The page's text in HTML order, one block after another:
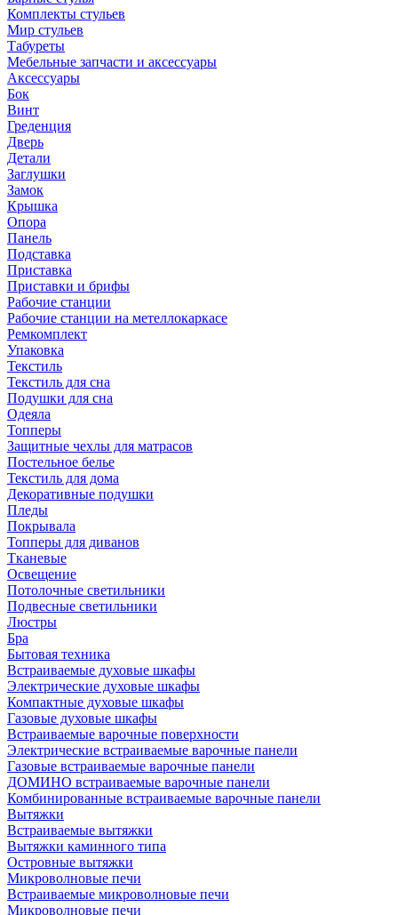
Комплекты стульев
Мир стульев
Табуреты
Мебельные запчасти и аксессуары
Аксессуары
Бок
Винт
Греденция
Дверь
Детали
Заглушки
Замок
Крышка
Опора
Панель
Подставка
Приставка
Приставки и брифы
Рабочие станции
Рабочие станции на метеллокаркасе
Ремкомплект
Упаковка
Текстиль
Текстиль для сна
Подушки для сна
Одеяла
Топперы
Защитные чехлы для матрасов
Постельное белье
Текстиль для дома
Декоративные подушки
Пледы
Покрывала
Топперы для диванов
Тканевые
Освещение
Потолочные светильники
Подвесные светильники
Люстры
Бра
Бытовая техника
Встраиваемые духовые шкафы
Электрические духовые шкафы
Компактные духовые шкафы
Газовые духовые шкафы
Встраиваемые варочные поверхности
Электрические встраиваемые варочные панели
Газовые встраиваемые варочные панели
ДОМИНО встраиваемые варочные панели
Комбинированные встраиваемые варочные панели
Вытяжки
Встраиваемые вытяжки
Вытяжки каминного типа
Островные вытяжки
Микроволновые печи
Встраиваемые микроволновые печи
Микроволновые печи